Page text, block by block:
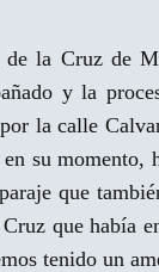
la Cruz de
y la
la calle
su
que
que había
tenido un